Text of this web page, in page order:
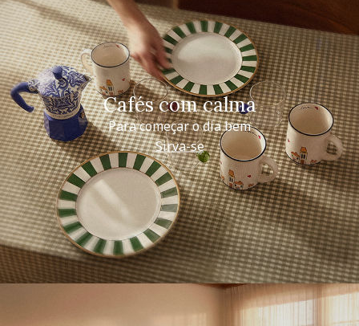
Cafés com calma
Para começar o dia bem
Sirva-se